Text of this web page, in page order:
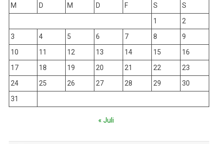
M
D M D F S
S
1
2
3
4 5 6 7 8
9
10
11 12 13 14 15
16
17
18 19 20 21 22
23
24
25 26 27 28 29
30
31
« Juli